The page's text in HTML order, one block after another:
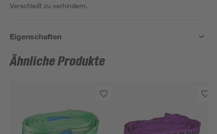
Verschleiß zu verhindern.
Eigenschaften
Ähnliche Produkte